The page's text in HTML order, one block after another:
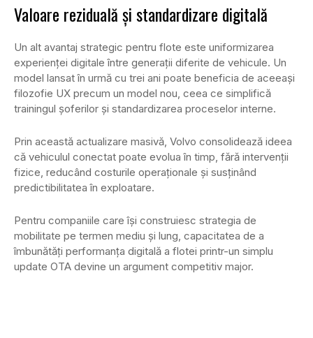
Valoare reziduală și standardizare digitală
Un alt avantaj strategic pentru flote este uniformizarea
experienței digitale între generații diferite de vehicule. Un
model lansat în urmă cu trei ani poate beneficia de aceeași
filozofie UX precum un model nou, ceea ce simplifică
trainingul șoferilor și standardizarea proceselor interne.
Prin această actualizare masivă, Volvo consolidează ideea
că vehiculul conectat poate evolua în timp, fără intervenții
fizice, reducând costurile operaționale și susținând
predictibilitatea în exploatare.
Pentru companiile care își construiesc strategia de
mobilitate pe termen mediu și lung, capacitatea de a
îmbunătăți performanța digitală a flotei printr-un simplu
update OTA devine un argument competitiv major.